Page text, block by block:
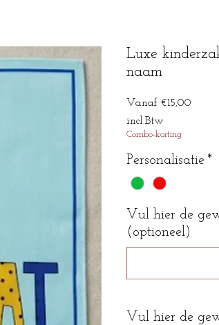
Luxe
naam
Vanaf €15,00
incl.Btw
Combo-korting
Personalisatie *
Vul hier de
(optioneel)
Vul hier de